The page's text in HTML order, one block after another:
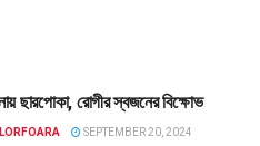
ছারপোকা, রোগীর স্বজনের বিক্ষোভ
SEPTEMBER 20, 2024